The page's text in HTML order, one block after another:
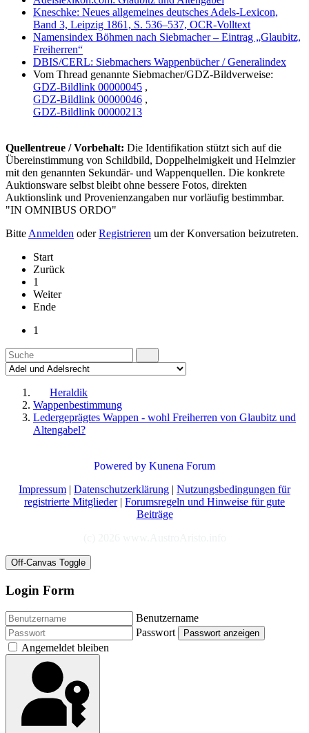
Kneschke: Neues allgemeines deutsches Adels-Lexicon,
Band 3, Leipzig 1861, S. 536–537, OCR-Volltext
Namensindex Böhmen nach Siebmacher – Eintrag „Glaubitz,
Freiherren“
DBIS/CERL: Siebmachers Wappenbücher / Generalindex
Vom Thread genannte Siebmacher/GDZ-Bildverweise:
GDZ-Bildlink 00000045 ,
GDZ-Bildlink 00000046 ,
GDZ-Bildlink 00000213
Quellentreue / Vorbehalt: Die Identifikation stützt sich auf die
Übereinstimmung von Schildbild, Doppelhelmigkeit und Helmzier
mit den genannten Sekundär- und Wappenquellen. Die konkrete
Auktionsware selbst bleibt ohne bessere Fotos, direkten
Auktionslink und Provenienzangaben nur vorläufig bestimmbar.
"IN OMNIBUS ORDO"
Bitte Anmelden oderRegistrieren um der Konversation beizutreten.
Start
Zurück
1
Weiter
Ende
1
Heraldik
Wappenbestimmung
Ledergeprägtes Wappen - wohl Freiherren von Glaubitz und
Altengabel?
Powered by Kunena Forum
Impressum | Datenschutzerklärung | Nutzungsbedingungen für
registrierte Mitglieder| Forumsregeln und Hinweise für gute
Beiträge
Off-Canvas Toggle
Login Form
Benutzername
Passwort
Passwort anzeigen
Angemeldet bleiben